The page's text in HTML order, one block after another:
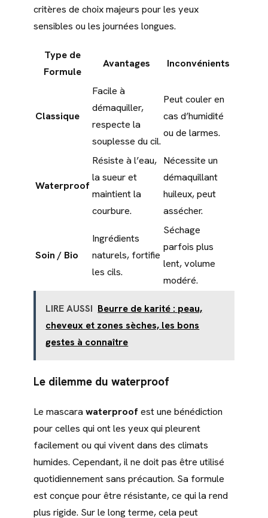
critères de choix majeurs pour les yeux
sensibles ou les journées longues.
Type de
Formule
Avantages Inconvénients
Classique
Facile à
démaquiller,
respecte la
souplesse du cil.
Peut couler en
cas d’humidité
ou de larmes.
Waterproof
Résiste à l’eau,
la sueur et
maintient la
courbure.
Nécessite un
démaquillant
huileux, peut
assécher.
Soin / Bio
Ingrédients
naturels, fortifie
les cils.
Séchage
parfois plus
lent, volume
modéré.
LIRE AUSSI Beurre de karité : peau,
cheveux et zones sèches, les bons
gestes à connaître
Le dilemme du waterproof
Le mascara waterproofest une bénédiction
pour celles qui ont les yeux qui pleurent
facilement ou qui vivent dans des climats
humides. Cependant, il ne doit pas être utilisé
quotidiennement sans précaution. Sa formule
est conçue pour être résistante, ce qui la rend
plus rigide. Sur le long terme, cela peut